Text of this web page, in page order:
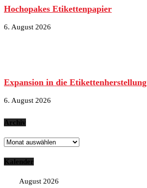
Hochopakes Etikettenpapier
6. August 2026
Expansion in die Etikettenherstellung
6. August 2026
Archiv
Archiv
Kalender
August 2026